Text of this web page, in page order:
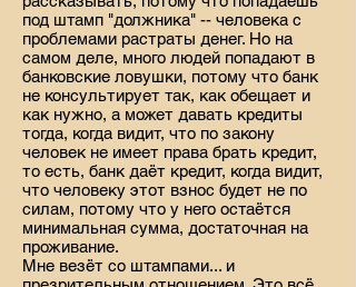
под штамп "должника" -- человека с
проблемами растраты денег. Но на
самом деле, много людей попадают в
банковские ловушки, потому что банк
не консультирует так, как обещает и
как нужно, а может давать кредиты
тогда, когда видит, что по закону
человек не имеет права брать кредит,
то есть, банк даёт кредит, когда видит,
что человеку этот взнос будет не по
силам, потому что у него остаётся
минимальная сумма, достаточная на
проживание.
Мне везёт со штампами... и